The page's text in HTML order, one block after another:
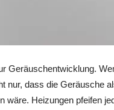
Geräuschentwicklung.
nur, dass die Geräusche
wäre. Heizungen pfeifen